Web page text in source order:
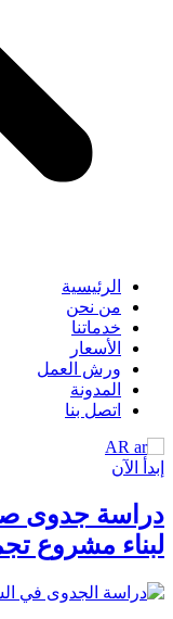
الرئيسية
من نحن
خدماتنا
الأسعار
ورش العمل
المدونة
اتصل بنا
AR
إبدأ الآن
دراسة جدوى
لبناء مشروع